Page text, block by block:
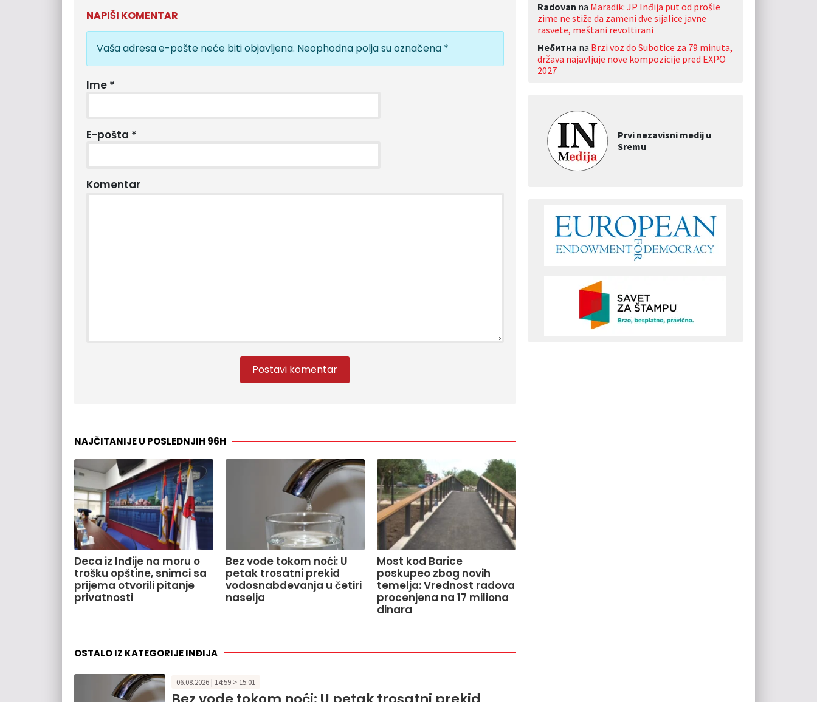
NAPIŠI KOMENTAR
Vaša adresa e-pošte neće biti objavljena. Neophodna polja su označena *
Ime *
E-pošta *
Komentar
NAJČITANIJE U POSLEDNJIH 96H
Deca iz Inđije na moru o
trošku opštine, snimci sa
prijema otvorili pitanje
privatnosti
Bez vode tokom noći: U
petak trosatni prekid
vodosnabdevanja u četiri
naselja
Most kod Barice
poskupeo zbog novih
temelja: Vrednost radova
procenjena na 17 miliona
dinara
OSTALO IZ KATEGORIJE INĐIJA
06.08.2026 | 14:59 > 15:01
Radovan na Maradik: JP Inđija put od prošle
zime ne stiže da zameni dve sijalice javne
rasvete, meštani revoltirani
Небитна na Brzi voz do Subotice za 79 minuta,
država najavljuje nove kompozicije pred EXPO
2027
Prvi nezavisni medij u
Sremu